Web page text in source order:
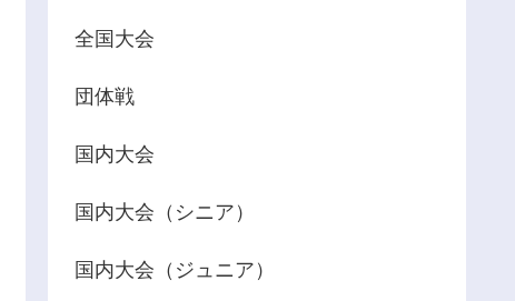
全国大会
団体戦
国内大会
国内大会（シニア）
国内大会（ジュニア）